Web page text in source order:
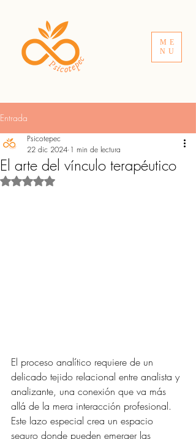
ME
NU
Entrada
El arte del vínculo terapéutico
Psicotepec
22 dic 2024 1 min de lectura
Obtuvo NaN de 5 estrellas.
El proceso analítico requiere de un
delicado tejido relacional entre analista y
analizante, una conexión que va más
allá de la mera interacción profesional.
Este lazo especial crea un espacio
seguro donde pueden emerger las